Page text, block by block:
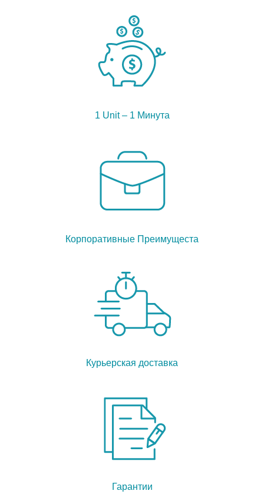
1 Unit – 1 Минута
Корпоративные Преимущеста
Курьерская доставка
Гарантии